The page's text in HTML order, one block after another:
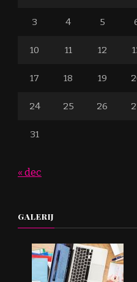
3 4 5
10 11 12
17 18 19
24 25 26
31
« dec
GALERIJ